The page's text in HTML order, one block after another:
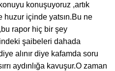
konuşuyoruz ,artık
huzur içinde yatsın.Bu ne
rapor hiç bir şey
şaibeleri dahada
alınır diye kafamda soru
aydınlığa kavuşur.O zaman